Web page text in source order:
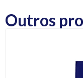
Outros